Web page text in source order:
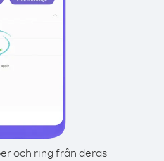
och ring från deras